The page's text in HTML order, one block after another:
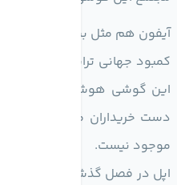
آیفون هم مثل بسیاری از
کمبود جهانی تراشه قرار
این گوشی هوشمند در بسیاری
دست خریداران می‌رسد و
موجود نیست.
اپل در فصل گذشته گفته بود